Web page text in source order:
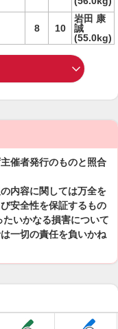
8 10
岩田 康
誠
(55.0kg)
催者発行のものと照合
内容に関しては万全を
安全性を保証するもの
いかなる損害について
一切の責任を負いかね